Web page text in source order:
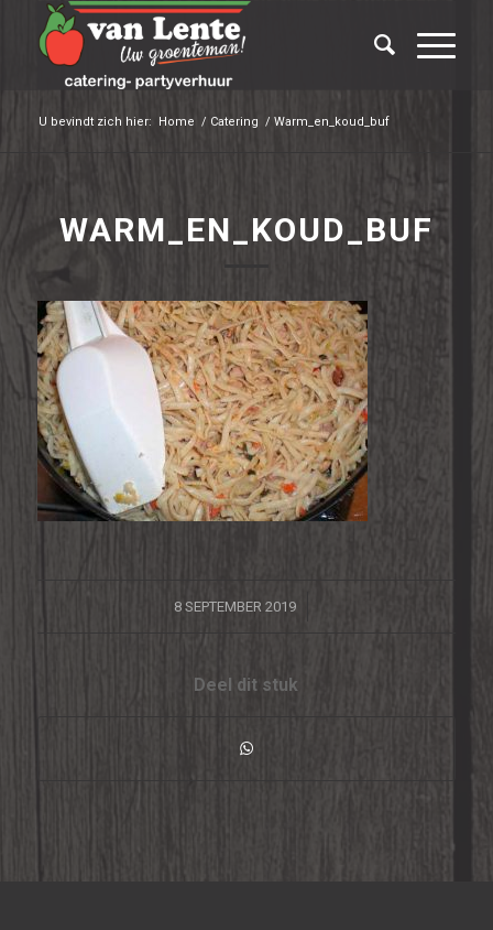
U bevindt zich hier: Home / Catering / Warm_en_koud_buf
WARM_EN_KOUD_BUF
8 SEPTEMBER 2019
/
Deel dit stuk